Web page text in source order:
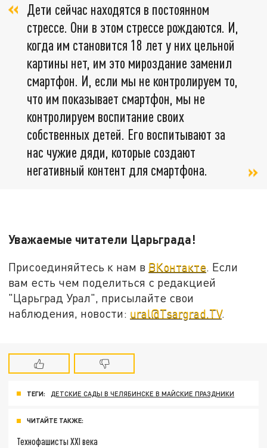
Дети сейчас находятся в постоянном
стрессе. Они в этом стрессе рождаются. И,
когда им становится 18 лет у них цельной
картины нет, им это мироздание заменил
смартфон. И, если мы не контролируем то,
что им показывает смартфон, мы не
контролируем воспитание своих
собственных детей. Его воспитывают за
нас чужие дяди, которые создают
негативный контент для смартфона.
Уважаемые читатели Царьграда!
Присоединяйтесь к нам в ВКонтакте. Если
вам есть чем поделиться с редакцией
"Царьград Урал", присылайте свои
наблюдения, новости: ural@Tsargrad.TV.
ТЕГИ: ДЕТСКИЕ САДЫ В ЧЕЛЯБИНСКЕ В МАЙСКИЕ ПРАЗДНИКИ
ЧИТАЙТЕ ТАКЖЕ:
Технофашисты XXI века